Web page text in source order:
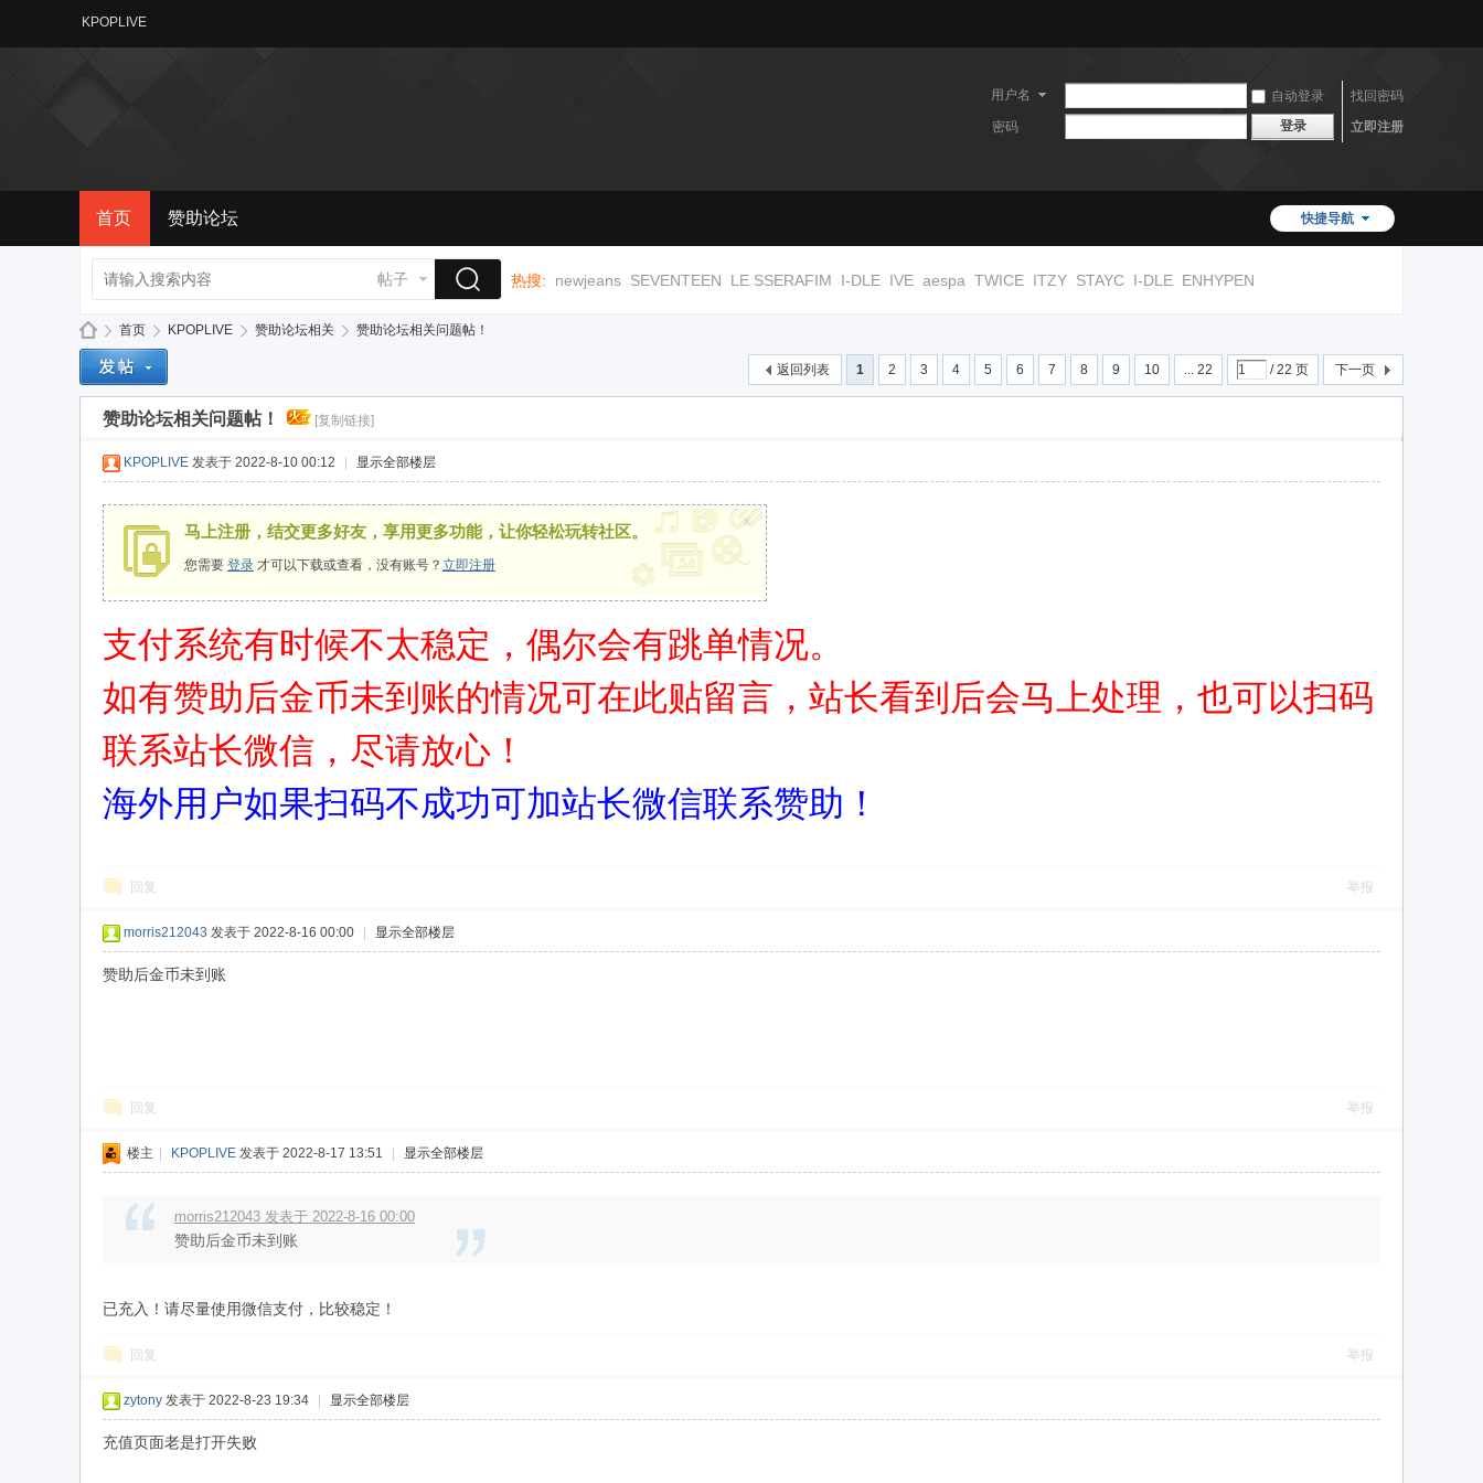
KPOPLIVE
用户名 自动登录
找回密码
密码
登录 立即注册
快捷导航
首页 赞助论坛
帖子 热搜: newjeans SEVENTEEN LE SSERAFIM I-DLE IVE aespa TWICE ITZY STAYC I-DLE ENHYPEN
»
首页
›
KPOPLIVE
›
赞助论坛相关
›
赞助论坛相关问题帖！
1 2 3 4 5 6 7 8 9 10 ... 22 / 22 页 下一页
返回列表
赞助论坛相关问题帖！ [复制链接]
KPOPLIVE 发表于 2022-8-10 00:12 显示全部楼层
马上注册，结交更多好友，享用更多功能，让你轻松玩转社区。
您需要 登录 才可以下载或查看，没有账号？ 立即注册
x
支付系统有时候不太稳定，偶尔会有跳单情况。
如有赞助后金币未到账的情况可在此贴留言，站长看到后会马上处理，也可以扫码
联系站长微信，尽请放心！
海外用户如果扫码不成功可加站长微信联系赞助！
回复 举报
morris212043 发表于 2022-8-16 00:00 显示全部楼层
赞助后金币未到账
回复 举报
楼主 KPOPLIVE 发表于 2022-8-17 13:51 显示全部楼层
morris212043 发表于 2022-8-16 00:00
赞助后金币未到账
已充入！请尽量使用微信支付，比较稳定！
回复 举报
zytony 发表于 2022-8-23 19:34 显示全部楼层
充值页面老是打开失败